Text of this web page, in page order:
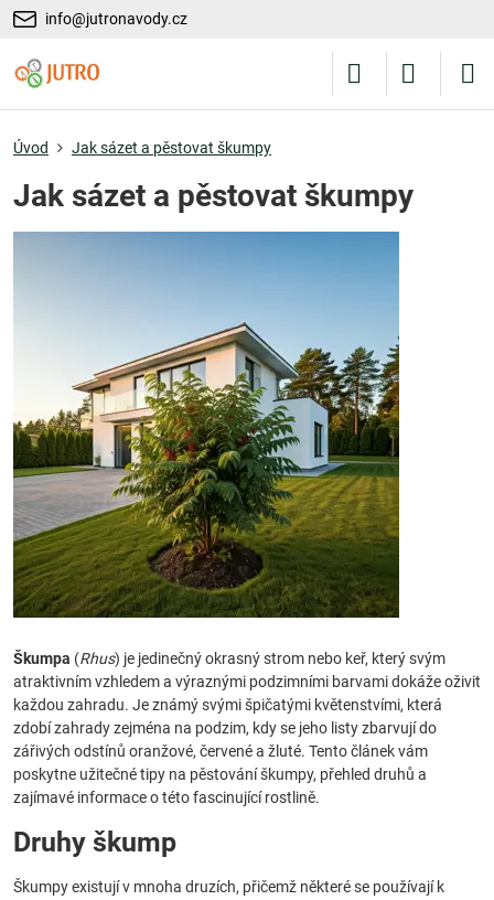
info@jutronavody.cz
Úvod Jak sázet a pěstovat škumpy
Jak sázet a pěstovat škumpy
Škumpa (Rhus) je jedinečný okrasný strom nebo keř, který svým
atraktivním vzhledem a výraznými podzimními barvami dokáže oživit
každou zahradu. Je známý svými špičatými květenstvími, která
zdobí zahrady zejména na podzim, kdy se jeho listy zbarvují do
zářivých odstínů oranžové, červené a žluté. Tento článek vám
poskytne užitečné tipy na pěstování škumpy, přehled druhů a
zajímavé informace o této fascinující rostlině.
Druhy škump
Škumpy existují v mnoha druzích, přičemž některé se používají k